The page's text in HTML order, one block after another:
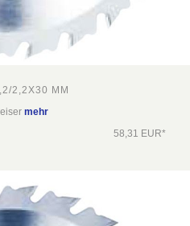
2,2X30 MM
mehr
58,31 EUR*